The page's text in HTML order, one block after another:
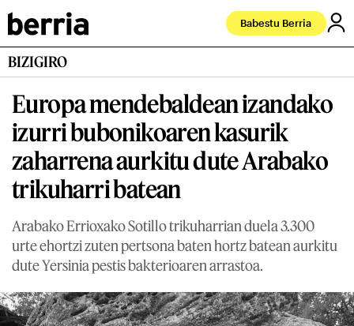
Babestu Berria
BIZIGIRO
Europa mendebaldean izandako
izurri bubonikoaren kasurik
zaharrena aurkitu dute Arabako
trikuharri batean
Arabako Errioxako Sotillo trikuharrian duela 3.300
urte ehortzi zuten pertsona baten hortz batean aurkitu
dute Yersinia pestis bakterioaren arrastoa.